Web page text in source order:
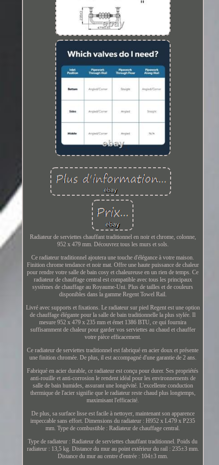
Radiateur de serviettes chauffant traditionnel en noir et chrome, colonne,
952 x 479 mm. Découvrez tous les murs et sols.
Ce radiateur traditionnel ajoutera une touche d'élégance à votre maison.
Finition chrome tendance et noir mat. Offre une haute puissance de chaleur
pour rendre votre salle de bain cosy et chaleureuse en un rien de temps. Ce
radiateur de chauffage central est compatible avec tous les principaux
systèmes de chauffage au Royaume-Uni. Plus de tailles et de couleurs
disponibles dans la gamme Regent Towel Rail.
Livré avec supports et fixations. Le radiateur sur pied Regent est une option
de chauffage élégante pour la salle de bain traditionnelle la plus stylée. Il
mesure 952 x 479 x 235 mm et émet 1386 BTU, ce qui fournira
suffisamment de chaleur pour garder vos serviettes au chaud et chauffer
votre pièce efficacement.
Ce radiateur de serviettes traditionnel est fabriqué en acier doux et présente
une finition chromée. De plus, il est accompagné d'une garantie de 2 ans.
Fabriqué en acier durable, ce radiateur est conçu pour durer. Ses propriétés
anti-rouille et anti-corrosion le rendent idéal pour les environnements de
salle de bain humides, assurant une longévité. L'excellente conduction
thermique de l'acier signifie que le radiateur reste chaud plus longtemps,
maximisant l'efficacité.
De plus, sa surface lisse est facile à nettoyer, maintenant son apparence
impeccable sans effort. Dimensions du radiateur : H952 x L479 x P235
mm. Type de combustible : Radiateur de chauffage central.
Type de radiateur : Radiateur de serviettes chauffant traditionnel. Poids du
radiateur : 13,5 kg. Distance du mur au point extérieur du rail : 235±3 mm.
Distance du mur au centre d'entrée : 104±3 mm.